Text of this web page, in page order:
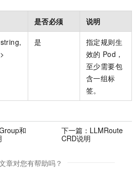
是否必须 说明
是
指定规则生
效的 Pod，
至少需要包
含一组标
签。
和
下一篇： LLMRoute
CRD说明
章对您有帮助吗？